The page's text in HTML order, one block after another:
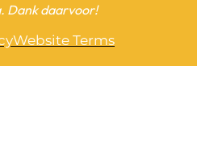
Dank daarvoor!
Website Terms